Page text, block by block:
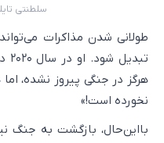
سلطنتی
طولانی شدن مذاکرات
هرگز در جنگی پیروز نشده،
نخورده است!»
بااین‌حال، بازگشت به جنگ